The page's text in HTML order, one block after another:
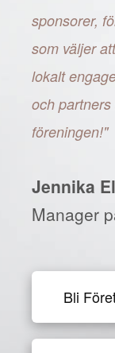
sponsorer,
som väljer
lokalt
och
föreningen!"
Jennika
Manager
Bli